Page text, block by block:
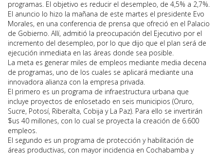
programas. El objetivo es reducir el desempleo, de 4,5% a 2,7%.
El anuncio lo hizo la mañana de este martes el presidente Evo
Morales, en una conferencia de prensa que ofreció en el Palacio
de Gobierno. Allí, admitió la preocupación del Ejecutivo por el
incremento del desempleo, por lo que dijo que el plan será de
ejecución inmediata en las áreas donde sea posible.
La meta es generar miles de empleos mediante media decena
de programas, uno de los cuales se aplicará mediante una
innovadora alianza con la empresa privada.
El primero es un programa de infraestructura urbana que
incluye proyectos de enlosetado en seis municipios (Oruro,
Sucre, Potosí, Riberalta, Cobija y La Paz). Para ello se invertirán
$us 40 millones, con lo cual se proyecta la creación de 6.600
empleos.
El segundo es un programa de protección y habilitación de
áreas productivas, con mayor incidencia en Cochabamba y